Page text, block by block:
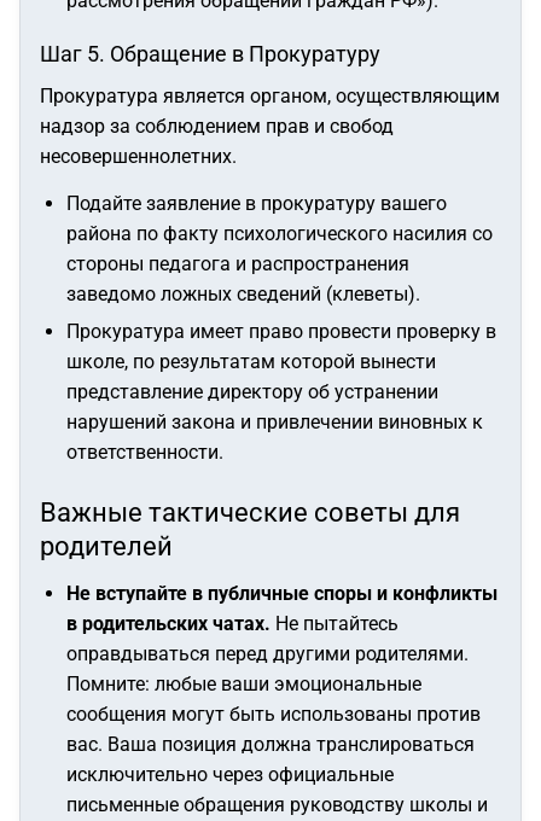
Шаг 5. Обращение в Прокуратуру
Прокуратура является органом, осуществляющим
надзор за соблюдением прав и свобод
несовершеннолетних.
Подайте заявление в прокуратуру вашего
района по факту психологического насилия со
стороны педагога и распространения
заведомо ложных сведений (клеветы).
Прокуратура имеет право провести проверку в
школе, по результатам которой вынести
представление директору об устранении
нарушений закона и привлечении виновных к
ответственности.
Важные тактические советы для
родителей
Не вступайте в публичные споры и конфликты
в родительских чатах. Не пытайтесь
оправдываться перед другими родителями.
Помните: любые ваши эмоциональные
сообщения могут быть использованы против
вас. Ваша позиция должна транслироваться
исключительно через официальные
письменные обращения руководству школы и